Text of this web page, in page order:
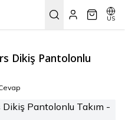
US
Dikiş Pantolonlu